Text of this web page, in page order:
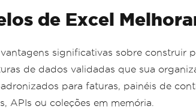
de Excel
significativas sobre
de dados validadas que sua
para faturas, painéis de
APIs ou coleções em memória.